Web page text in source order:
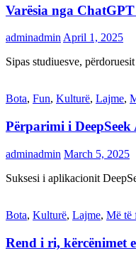
Varësia nga
adminadmin April 1, 2025
Sipas studiuesve,
Bota, Fun, Kulturë, Lajme,
Përparimi i
adminadmin March 5, 2025
Suksesi i aplikacionit
Bota, Kulturë, Lajme, Më të
Rend i ri, kërcënimet